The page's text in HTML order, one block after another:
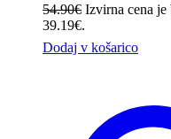
54.90€ Izvirna cena je
39.19€.
Dodaj v košarico